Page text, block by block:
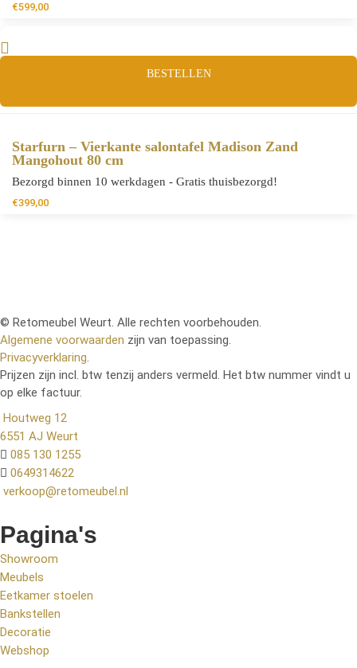
€599,00
BESTELLEN
Starfurn – Vierkante salontafel Madison Zand
Mangohout 80 cm
Bezorgd binnen 10 werkdagen - Gratis thuisbezorgd!
€399,00
© Retomeubel Weurt. Alle rechten voorbehouden.
Algemene voorwaarden zijn van toepassing.
Privacyverklaring.
Prijzen zijn incl. btw tenzij anders vermeld. Het btw nummer vindt u
op elke factuur.
Houtweg 12
6551 AJ Weurt
085 130 1255
0649314622
verkoop@retomeubel.nl
Pagina's
Showroom
Meubels
Eetkamer stoelen
Bankstellen
Decoratie
Webshop